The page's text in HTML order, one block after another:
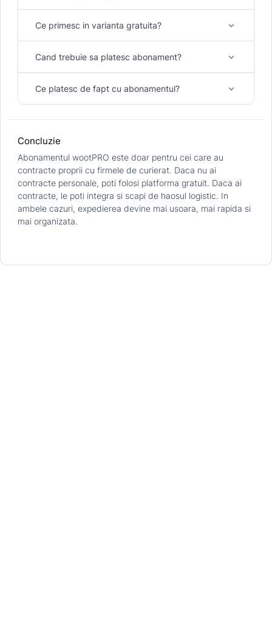
Ce primesc in varianta gratuita? keyboard_arrow_down
Cand trebuie sa platesc abonament? keyboard_arrow_down
Ce platesc de fapt cu abonamentul? keyboard_arrow_down
Concluzie
Abonamentul wootPRO este doar pentru cei care au
contracte proprii cu firmele de curierat. Daca nu ai
contracte personale, poti folosi platforma gratuit. Daca ai
contracte, le poti integra si scapi de haosul logistic. In
ambele cazuri, expedierea devine mai usoara, mai rapida si
mai organizata.